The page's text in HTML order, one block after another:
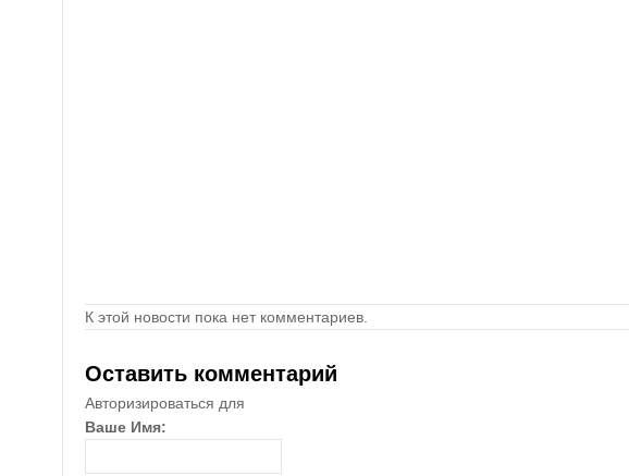
К этой новости пока нет комментариев.
Оставить комментарий
Авторизироваться для
Ваше Имя: